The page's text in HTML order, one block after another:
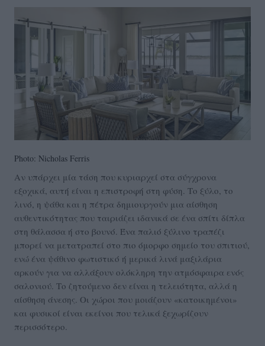
Photo: Nicholas Ferris
Αν υπάρχει μία τάση που κυριαρχεί στα σύγχρονα
εξοχικά, αυτή είναι η επιστροφή στη φύση. Το ξύλο, το
λινό, η ψάθα και η πέτρα δημιουργούν μια αίσθηση
αυθεντικότητας που ταιριάζει ιδανικά σε ένα σπίτι δίπλα
στη θάλασσα ή στο βουνό. Ένα παλιό ξύλινο τραπέζι
μπορεί να μετατραπεί στο πιο όμορφο σημείο του σπιτιού,
ενώ ένα ψάθινο φωτιστικό ή μερικά λινά μαξιλάρια
αρκούν για να αλλάξουν ολόκληρη την ατμόσφαιρα ενός
σαλονιού. Το ζητούμενο δεν είναι η τελειότητα, αλλά η
αίσθηση άνεσης. Οι χώροι που μοιάζουν «κατοικημένοι»
και φυσικοί είναι εκείνοι που τελικά ξεχωρίζουν
περισσότερο.